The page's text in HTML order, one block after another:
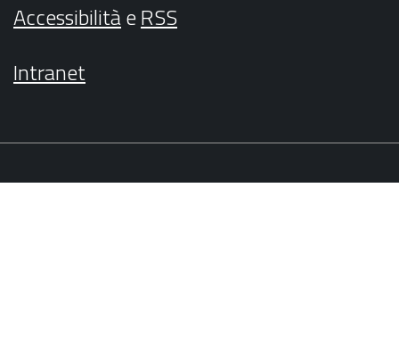
AccessibilitàeRSS
Intranet